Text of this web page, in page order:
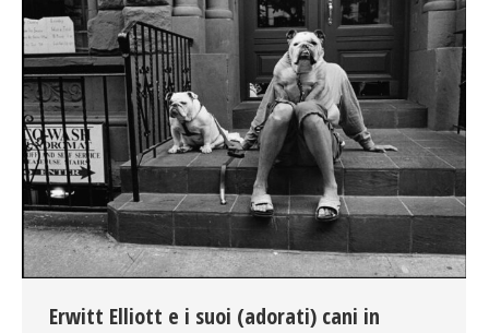
Erwitt Elliott e i suoi (adorati) cani in